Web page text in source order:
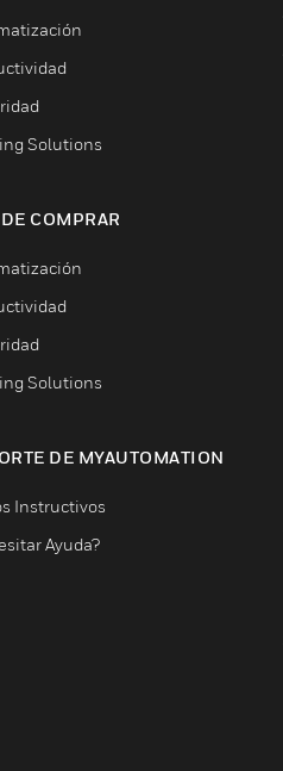
Solutions
COMPRAR
Solutions
DE MYAUTOMATION
Instructivos
Ayuda?